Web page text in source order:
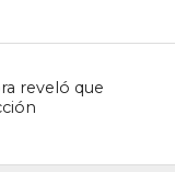
reveló que